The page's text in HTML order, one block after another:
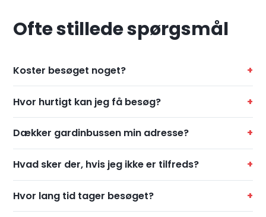
Ofte stillede spørgsmål
Koster besøget noget?
Hvor hurtigt kan jeg få besøg?
Dækker gardinbussen min adresse?
Hvad sker der, hvis jeg ikke er tilfreds?
Hvor lang tid tager besøget?